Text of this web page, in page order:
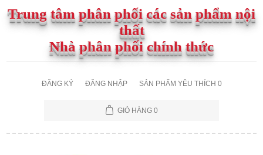
Trung tâm phân phối các sản phẩm nội
thất
Nhà phân phối chính thức
ĐĂNG KÝ ĐĂNG NHẬP SẢN PHẨM YÊU THÍCH 0
GIỎ HÀNG 0